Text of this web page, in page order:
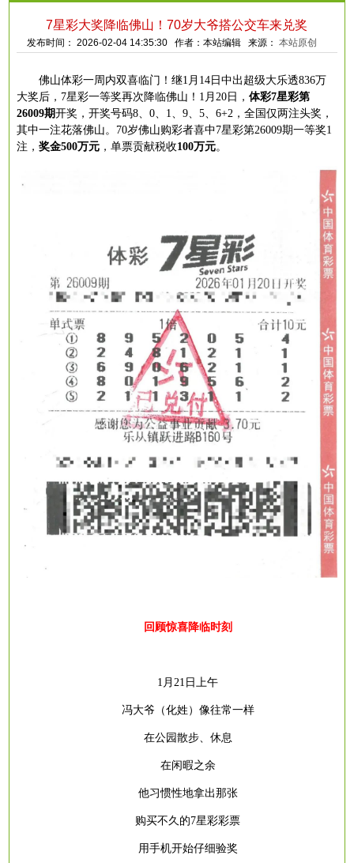
7星彩大奖降临佛山！70岁大爷搭公交车来兑奖
发布时间： 2026-02-04 14:35:30 作者：本站编辑 来源：本站原创
佛山体彩一周内双喜临门！继1月14日中出超级大乐透836万
大奖后，7星彩一等奖再次降临佛山！1月20日，体彩7星彩第
26009期开奖，开奖号码8、0、1、9、5、6+2，全国仅两注头奖，
其中一注花落佛山。70岁佛山购彩者喜中7星彩第26009期一等奖1
注，奖金500万元 ，单票贡献税收100万元。
回顾惊喜降临时刻
1月21日上午
冯大爷（化姓）像往常一样
在公园散步、休息
在闲暇之余
他习惯性地拿出那张
购买不久的7星彩彩票
用手机开始仔细验奖